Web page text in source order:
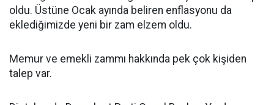
oldu. Üstüne Ocak ayında beliren enflasyonu da
eklediğimizde yeni bir zam elzem oldu.
Memur ve emekli zammı hakkında pek çok kişiden
talep var.